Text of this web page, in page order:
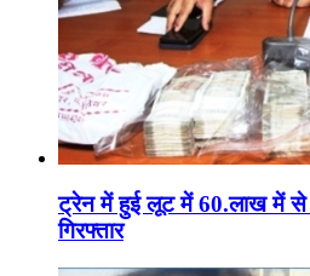
ट्रेन में हुई लूट में 60.लाख में से
गिरफ्तार